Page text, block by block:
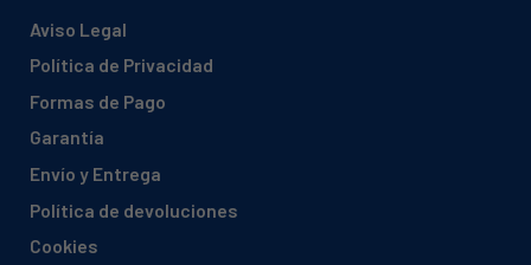
BALAY, 3TS824A-04
BALAY, 3TS824A/01 TS824
BALAY, 3TS824A/02 TS824
BALAY, 3TS824A/04 TS824
Aviso Legal
Política de Privacidad
Formas de Pago
Garantía
Envío y Entrega
Política de devoluciones
Cookies